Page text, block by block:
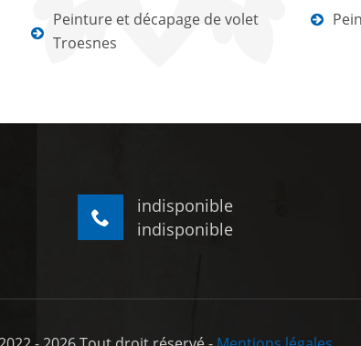
Peinture et décapage de volet
Troesnes
indisponible
indisponible